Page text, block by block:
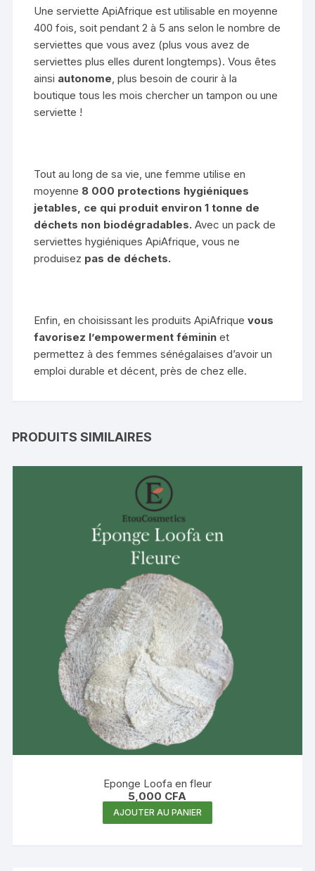
Une serviette ApiAfrique est utilisable en moyenne
400 fois, soit pendant 2 à 5 ans selon le nombre de
serviettes que vous avez (plus vous avez de
serviettes plus elles durent longtemps). Vous êtes
ainsi autonome, plus besoin de courir à la
boutique tous les mois chercher un tampon ou une
serviette !
Tout au long de sa vie, une femme utilise en
moyenne 8 000 protections hygiéniques
jetables, ce qui produit environ 1 tonne de
déchets non biodégradables. Avec un pack de
serviettes hygiéniques ApiAfrique, vous ne
produisez pas de déchets.
Enfin, en choisissant les produits ApiAfriquevous
favorisez l’empowerment féminin et
permettez à des femmes sénégalaises d’avoir un
emploi durable et décent, près de chez elle.
PRODUITS SIMILAIRES
Eponge Loofa en fleur
5,000 CFA
AJOUTER AU PANIER